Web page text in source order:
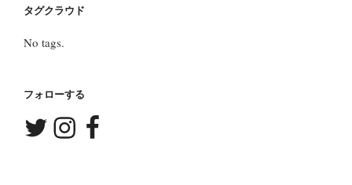
タグクラウド
No tags.
フォローする
TwitterInstagramFacebook